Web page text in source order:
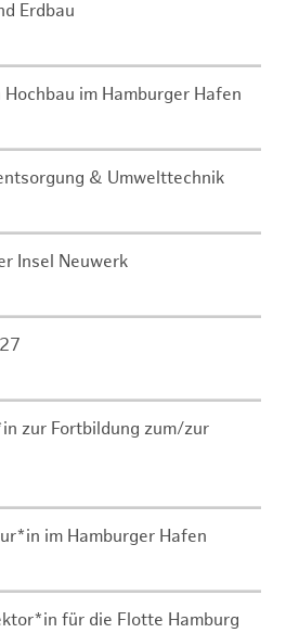
Erdbau
im Hamburger Hafen
& Umwelttechnik
Insel Neuwerk
zur Fortbildung zum/zur
im Hamburger Hafen
für die Flotte Hamburg